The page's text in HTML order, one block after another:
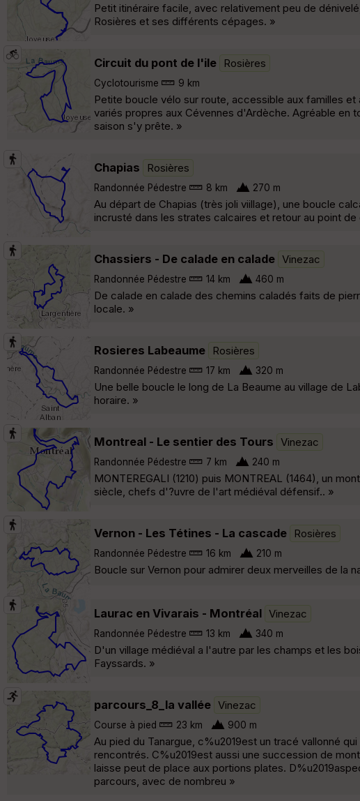
Petit itinéraire facile, avec relativement peu de
Rosières et ses différents cépages. »
Circuit du pont de l'ile Rosières
Cyclotourisme 9 km
Petite boucle vélo sur route, accessible aux familles
variés propres aux Cévennes d'Ardèche. Agréable en
saison s'y prête. »
Chapias Rosières
Randonnée Pédestre 8 km 270 m
Au départ de Chapias (très joli viillage), une boucle
incrusté dans les strates calcaires et retour au point
Chassiers - De calade en calade Vinezac
Randonnée Pédestre 14 km 460 m
De calade en calade des chemins caladés faits de
locale. »
Rosieres Labeaume Rosières
Randonnée Pédestre 17 km 320 m
Une belle boucle le long de La Beaume au village de
horaire. »
Montreal - Le sentier des Tours Vinezac
Randonnée Pédestre 7 km 240 m
MONTEREGALI (1210) puis MONTREAL (1464), un
siècle, chefs d'?uvre de l'art médiéval défensif.. »
Vernon - Les Tétines - La cascade Rosières
Randonnée Pédestre 16 km 210 m
Boucle sur Vernon pour admirer deux merveilles de la
Laurac en Vivarais - Montréal Vinezac
Randonnée Pédestre 13 km 340 m
D'un village médiéval a l'autre par les champs et les
Fayssards. »
parcours_8_la vallée Vinezac
Course à pied 23 km 900 m
Au pied du Tanargue, c%u2019est un tracé vallonné
rencontrés. C%u2019est aussi une succession de
laisse peut de place aux portions plates.
parcours, avec de nombreu »